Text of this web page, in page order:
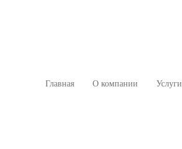
Главная О компании Услуги